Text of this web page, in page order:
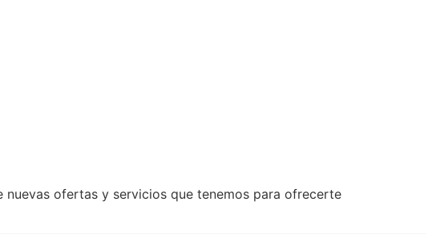
ofertas y servicios que tenemos para ofrecerte